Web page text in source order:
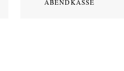
ABENDKASSE